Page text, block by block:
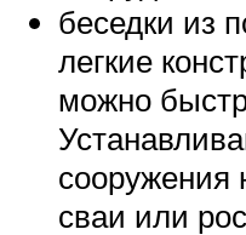
беседки из
легкие
можно
сооружения
сваи или